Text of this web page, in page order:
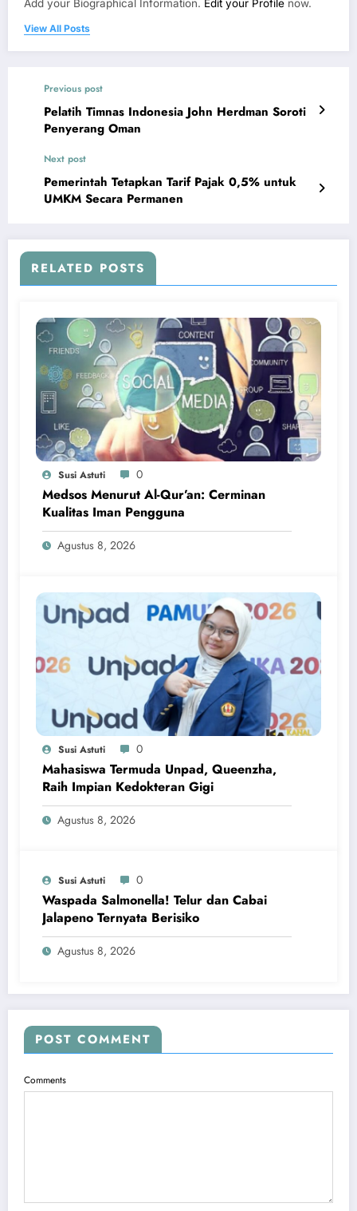
Add your Biographical Information. Edit your Profile now.
View All Posts
Previous post
Pelatih Timnas Indonesia John Herdman Soroti
Penyerang Oman
Next post
Pemerintah Tetapkan Tarif Pajak 0,5% untuk
UMKM Secara Permanen
RELATED POSTS
Susi Astuti 0
Medsos Menurut Al-Qur’an: Cerminan
Kualitas Iman Pengguna
Agustus 8, 2026
Susi Astuti 0
Mahasiswa Termuda Unpad, Queenzha,
Raih Impian Kedokteran Gigi
Agustus 8, 2026
Susi Astuti 0
Waspada Salmonella! Telur dan Cabai
Jalapeno Ternyata Berisiko
Agustus 8, 2026
POST COMMENT
Comments